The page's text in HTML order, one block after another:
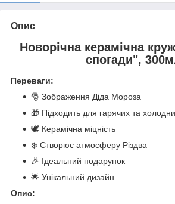
Опис
Новорічна керамічна
спогади",
Переваги:
🎅 Зображення Діда Мороза
🎁 Підходить для гарячих та
🕊️ Керамічна міцність
❄️ Створює атмосферу Різдва
🎉 Ідеальний подарунок
🌟 Унікальний дизайн
Опис: